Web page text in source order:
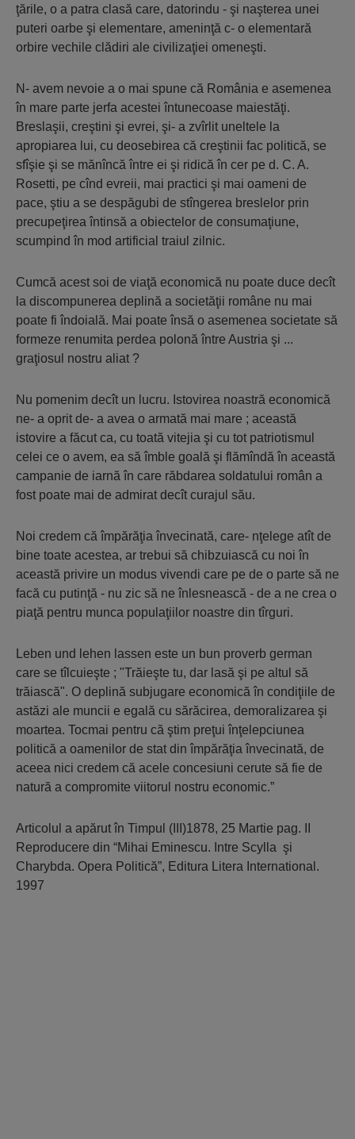
ţările, o a patra clasă care, datorindu - şi naşterea unei
puteri oarbe şi elementare, ameninţă c- o elementară
orbire vechile clădiri ale civilizaţiei omeneşti.
N- avem nevoie a o mai spune că România e asemenea
în mare parte jerfa acestei întunecoase maiestăţi.
Breslaşii, creştini şi evrei, şi- a zvîrlit uneltele la
apropiarea lui, cu deosebirea că creştinii fac politică, se
sfîşie şi se mănîncă între ei şi ridică în cer pe d. C. A.
Rosetti, pe cînd evreii, mai practici şi mai oameni de
pace, ştiu a se despăgubi de stîngerea breslelor prin
precupeţirea întinsă a obiectelor de consumaţiune,
scumpind în mod artificial traiul zilnic.
Cumcă acest soi de viaţă economică nu poate duce decît
la discompunerea deplină a societăţii române nu mai
poate fi îndoială. Mai poate însă o asemenea societate să
formeze renumita perdea polonă între Austria şi ...
graţiosul nostru aliat ?
Nu pomenim decît un lucru. Istovirea noastră economică
ne- a oprit de- a avea o armată mai mare ; această
istovire a făcut ca, cu toată vitejia şi cu tot patriotismul
celei ce o avem, ea să îmble goală şi flămîndă în această
campanie de iarnă în care răbdarea soldatului român a
fost poate mai de admirat decît curajul său.
Noi credem că împărăţia învecinată, care- nţelege atît de
bine toate acestea, ar trebui să chibzuiască cu noi în
această privire un modus vivendi care pe de o parte să ne
facă cu putinţă - nu zic să ne înlesnească - de a ne crea o
piaţă pentru munca populaţiilor noastre din tîrguri.
Leben und lehen lassen este un bun proverb german
care se tîlcuieşte ; "Trăieşte tu, dar lasă şi pe altul să
trăiască". O deplină subjugare economică în condiţiile de
astăzi ale muncii e egală cu sărăcirea, demoralizarea şi
moartea. Tocmai pentru că ştim preţui înţelepciunea
politică a oamenilor de stat din împărăţia învecinată, de
aceea nici credem că acele concesiuni cerute să fie de
natură a compromite viitorul nostru economic.”
Articolul a apărut în Timpul (III)1878, 25 Martie pag. II
Reproducere din “Mihai Eminescu. Intre Scylla şi
Charybda. Opera Politică”, Editura Litera International.
1997